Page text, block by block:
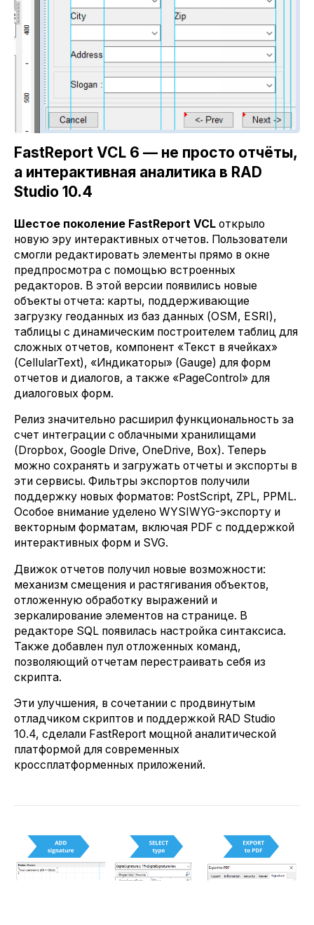
FastReport VCL 6 — не просто отчёты,
а интерактивная аналитика в RAD
Studio 10.4
Шестое поколение FastReport VCL открыло
новую эру интерактивных отчетов. Пользователи
смогли редактировать элементы прямо в окне
предпросмотра с помощью встроенных
редакторов. В этой версии появились новые
объекты отчета: карты, поддерживающие
загрузку геоданных из баз данных (OSM, ESRI),
таблицы с динамическим построителем таблиц для
сложных отчетов, компонент «Текст в ячейках»
(CellularText), «Индикаторы» (Gauge) для форм
отчетов и диалогов, а также «PageControl» для
диалоговых форм.
Релиз значительно расширил функциональность за
счет интеграции с облачными хранилищами
(Dropbox, Google Drive, OneDrive, Box). Теперь
можно сохранять и загружать отчеты и экспорты в
эти сервисы. Фильтры экспортов получили
поддержку новых форматов: PostScript, ZPL, PPML.
Особое внимание уделено WYSIWYG-экспорту и
векторным форматам, включая PDF с поддержкой
интерактивных форм и SVG.
Движок отчетов получил новые возможности:
механизм смещения и растягивания объектов,
отложенную обработку выражений и
зеркалирование элементов на странице. В
редакторе SQL появилась настройка синтаксиса.
Также добавлен пул отложенных команд,
позволяющий отчетам перестраивать себя из
скрипта.
Эти улучшения, в сочетании с продвинутым
отладчиком скриптов и поддержкой RAD Studio
10.4, сделали FastReport мощной аналитической
платформой для современных
кроссплатформенных приложений.